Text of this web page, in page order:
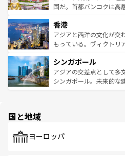
覧を参照してほしい。
醸し出している。また、
とつ。フォーやバインミ
ひ現地で味わいたい。ど
が旅行者を迎えてくれる
参照してほしい。
国だ。首都バンコクは高
の活気が交差している。
帯で自然と触れ合い、南
いビーチでリゾート気分
激する。気候は一年中温
が待っている。親しみや
た文化、そして多様な観
香港
アジアと西洋の文化が交
もっている。ヴィクトリ
み、どこを訪れても感動
ており、効率よく見どこ
うな絶景から文化的な体
シンガポール
アジアの交差点として多
シンガポール。未来的な
で、ホーカーズは地元の
国と地域
ヨーロッパ